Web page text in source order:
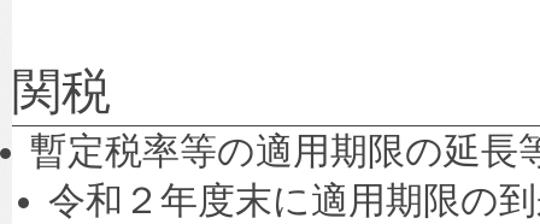
関税
暫定税率等の適用期限の延長
令和２年度末に適用期限の